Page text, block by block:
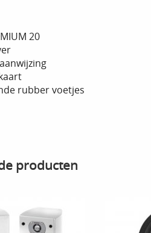
20
rubber voetjes
producten